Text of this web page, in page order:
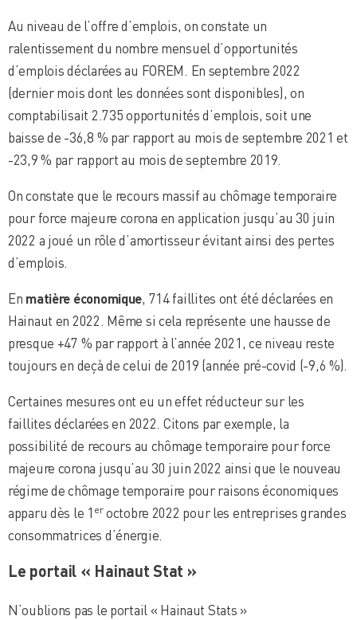
Au niveau de l’offre d’emplois, on constate un
ralentissement du nombre mensuel d’opportunités
d’emplois déclarées au FOREM. En septembre 2022
(dernier mois dont les données sont disponibles), on
comptabilisait 2.735 opportunités d’emplois, soit une
baisse de -36,8 % par rapport au mois de septembre 2021 et
-23,9 % par rapport au mois de septembre 2019.
On constate que le recours massif au chômage temporaire
pour force majeure corona en application jusqu’au 30 juin
2022 a joué un rôle d’amortisseur évitant ainsi des pertes
d’emplois.
En matière économique, 714 faillites ont été déclarées en
Hainaut en 2022. Même si cela représente une hausse de
presque +47 % par rapport à l’année 2021, ce niveau reste
toujours en deçà de celui de 2019 (année pré-covid (-9,6 %).
Certaines mesures ont eu un effet réducteur sur les
faillites déclarées en 2022. Citons par exemple, la
possibilité de recours au chômage temporaire pour force
majeure corona jusqu’au 30 juin 2022 ainsi que le nouveau
régime de chômage temporaire pour raisons économiques
apparu dès le 1 eroctobre 2022 pour les entreprises grandes
consommatrices d’énergie.
Le portail « Hainaut Stat »
N’oublions pas le portail « Hainaut Stats »